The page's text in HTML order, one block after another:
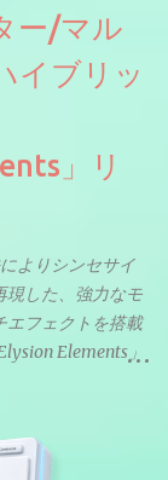
ー/マル
イブリッ
」リ
よりシンセサイ
現した、強力なモ
エフェクトを搭載
Elements」
す。複数の設定に
ルペジオがプロ